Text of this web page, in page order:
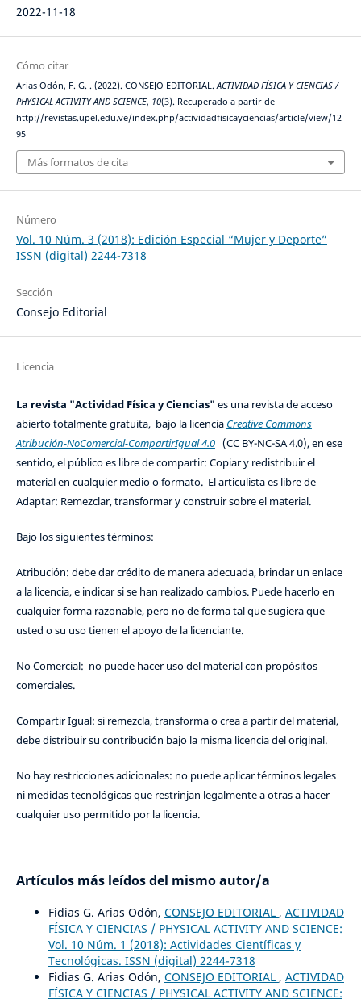
2022-11-18
Cómo citar
Arias Odón, F. G. . (2022). CONSEJO EDITORIAL.ACTIVIDAD FÍSICA Y CIENCIAS /
PHYSICAL ACTIVITY AND SCIENCE, 10(3). Recuperado a partir de
http://revistas.upel.edu.ve/index.php/actividadfisicayciencias/article/view/12
95
Más formatos de cita
Número
Vol. 10 Núm. 3 (2018): Edición Especial “Mujer y Deporte”
ISSN (digital) 2244-7318
Sección
Consejo Editorial
Licencia
La revista "Actividad Física y Ciencias" es una revista de acceso
abierto totalmente gratuita, bajo la licencia Creative Commons
Atribución-NoComercial-CompartirIgual 4.0(CC BY-NC-SA 4.0), en ese
sentido, el público es libre de compartir: Copiar y redistribuir el
material en cualquier medio o formato. El articulista es libre de
Adaptar: Remezclar, transformar y construir sobre el material.
Bajo los siguientes términos:
Atribución: debe dar crédito de manera adecuada, brindar un enlace
a la licencia, e indicar si se han realizado cambios. Puede hacerlo en
cualquier forma razonable, pero no de forma tal que sugiera que
usted o su uso tienen el apoyo de la licenciante.
No Comercial: no puede hacer uso del material con propósitos
comerciales.
Compartir Igual: si remezcla, transforma o crea a partir del material,
debe distribuir su contribución bajo la misma licencia del original.
No hay restricciones adicionales: no puede aplicar términos legales
ni medidas tecnológicas que restrinjan legalmente a otras a hacer
cualquier uso permitido por la licencia.
Artículos más leídos del mismo autor/a
Fidias G. Arias Odón, CONSEJO EDITORIAL , ACTIVIDAD
FÍSICA Y CIENCIAS / PHYSICAL ACTIVITY AND SCIENCE:
Vol. 10 Núm. 1 (2018): Actividades Científicas y
Tecnológicas. ISSN (digital) 2244-7318
Fidias G. Arias Odón, CONSEJO EDITORIAL , ACTIVIDAD
FÍSICA Y CIENCIAS / PHYSICAL ACTIVITY AND SCIENCE: